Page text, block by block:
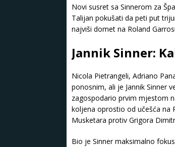
Novi susret sa Sinnerom za
Talijan pokušati da peti put
najviši domet na Roland
Jannik Sinner:
Nicola Pietrangeli, Adriano
ponosnim, ali je Jannik Sinner
zagospodario prvim mjestom
koljena oprostio od učešća na
Musketara protiv Grigora
Bio je Sinner maksimalno